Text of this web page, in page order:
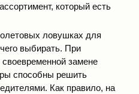
который есть
ловушках для
выбирать. При
замене
способны решить
Как правило, на